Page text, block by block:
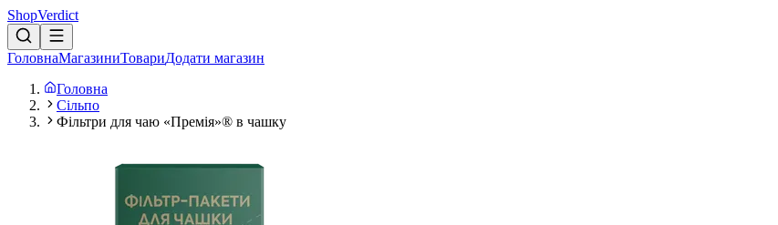
ShopVerdict
ГоловнаМагазиниТовариДодати магазин
Головна
Сільпо
Фільтри для чаю «Премія»® в чашку